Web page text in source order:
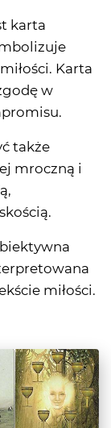
karta
Karta
w
także
mroczną i
miłości.